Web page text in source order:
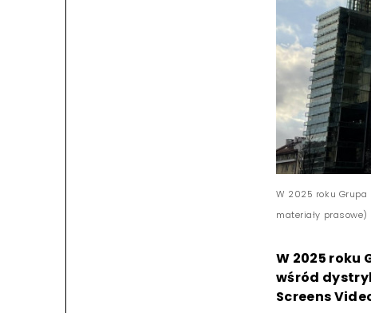
W 2025 roku Grupa
materiały prasowe)
W 2025 roku
wśród
Screens